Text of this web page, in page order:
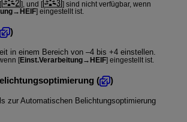
], und [
] sind nicht verfügbar, wenn
] eingestellt ist.
)
in einem Bereich von –4 bis +4 einstellen.
[Einst.Verarbeitung→HEIF] eingestellt ist.
( )
zur Automatischen Belichtungsoptimierung